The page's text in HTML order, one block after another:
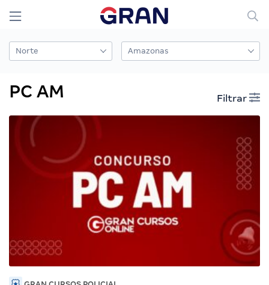
PC AM Filtrar